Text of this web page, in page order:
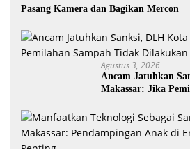
Pasang Kamera dan Bagikan Mercon
Agustus 3, 2026
Ancam Jatuhkan
Makassar: Jika